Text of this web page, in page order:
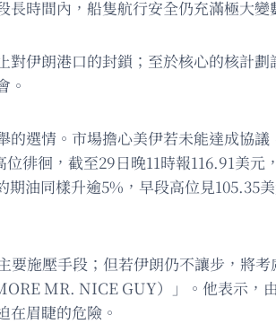
時間內，船隻航行安全仍充滿極大變
伊朗港口的封鎖；至於核心的核計
。
選情。市場擔心美伊若未能達成協
徘徊，截至29日晚11時報116.91美
油同樣升逾5%，早段高位見105.35
施壓手段；但若伊朗仍不讓步，將
MR. NICE GUY）」。他表示，
在眉睫的危險。